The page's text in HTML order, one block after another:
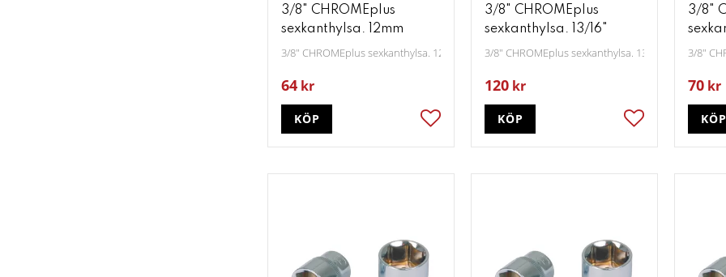
3/8" CHROMEplus
sexkanthylsa. 12mm
3/8" CHROMEplus sexkanthylsa. 12mm
64 kr
Lägg till i favoriter
KÖP
3/8" CHROMEplus
sexkanthylsa. 13/16"
3/8" CHROMEplus sexkanthylsa. 13/16”
120 kr
Lägg till i
KÖP
3/8"
3/8"
70 kr
KÖP